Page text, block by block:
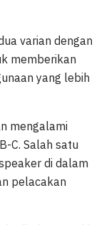
varian dengan
memberikan
yang lebih
mengalami
C. Salah satu
di dalam
pelacakan